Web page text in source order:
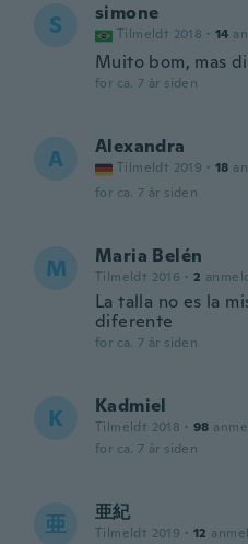
S simone
Tilmeldt 2018 · 14
Muito bom, mas
for ca. 7 år siden
A Alexandra
Tilmeldt 2019 · 18
for ca. 7 år siden
M Maria Belén
Tilmeldt 2016 · 2
La talla no es la
diferente
for ca. 7 år siden
K Kadmiel
Tilmeldt 2018 · 98
for ca. 7 år siden
亜 亜紀
Tilmeldt 2019 · 12